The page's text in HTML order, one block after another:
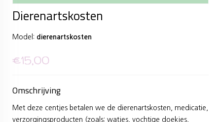
Dierenartskosten
Model: dierenartskosten
€15,00
Omschrijving
Met deze centjes betalen we de dierenartskosten, medicatie,
verzorgingsproducten (zoals: watjes, vochtige doekjes,